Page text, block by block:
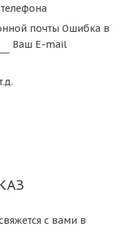
почты Ошибка в
Ваш E-mail
с вами в